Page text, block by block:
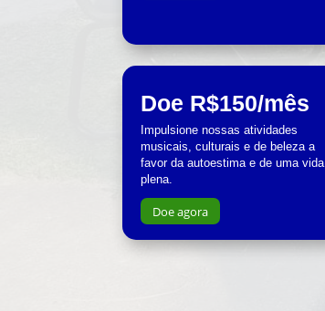
Doe R$150/mês
Impulsione nossas atividades
musicais, culturais e de beleza a
favor da autoestima e de uma vida
plena.
Doe agora